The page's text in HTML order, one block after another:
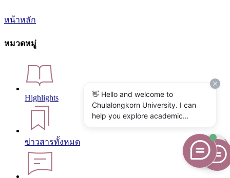
หน้าหลัก
หมวดหมู่
Highlights
ข่าวสารทั้งหมด
👋 Hello and welcome to
Chulalongkorn University. I can
help you explore academic